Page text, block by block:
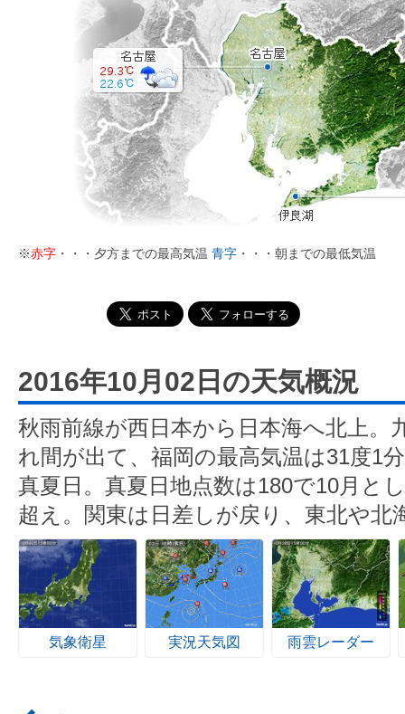
※赤字 ・・・夕方までの最高気温 青字 ・・・朝までの最低気温
2016年10月02日の天気概況
秋雨前線が西日本から日本海へ北上。
れ間が出て、福岡の最高気温は31度1
真夏日。真夏日地点数は180で10月と
超え。関東は日差しが戻り、東北や北
気象衛星 実況天気図 雨雲レーダー